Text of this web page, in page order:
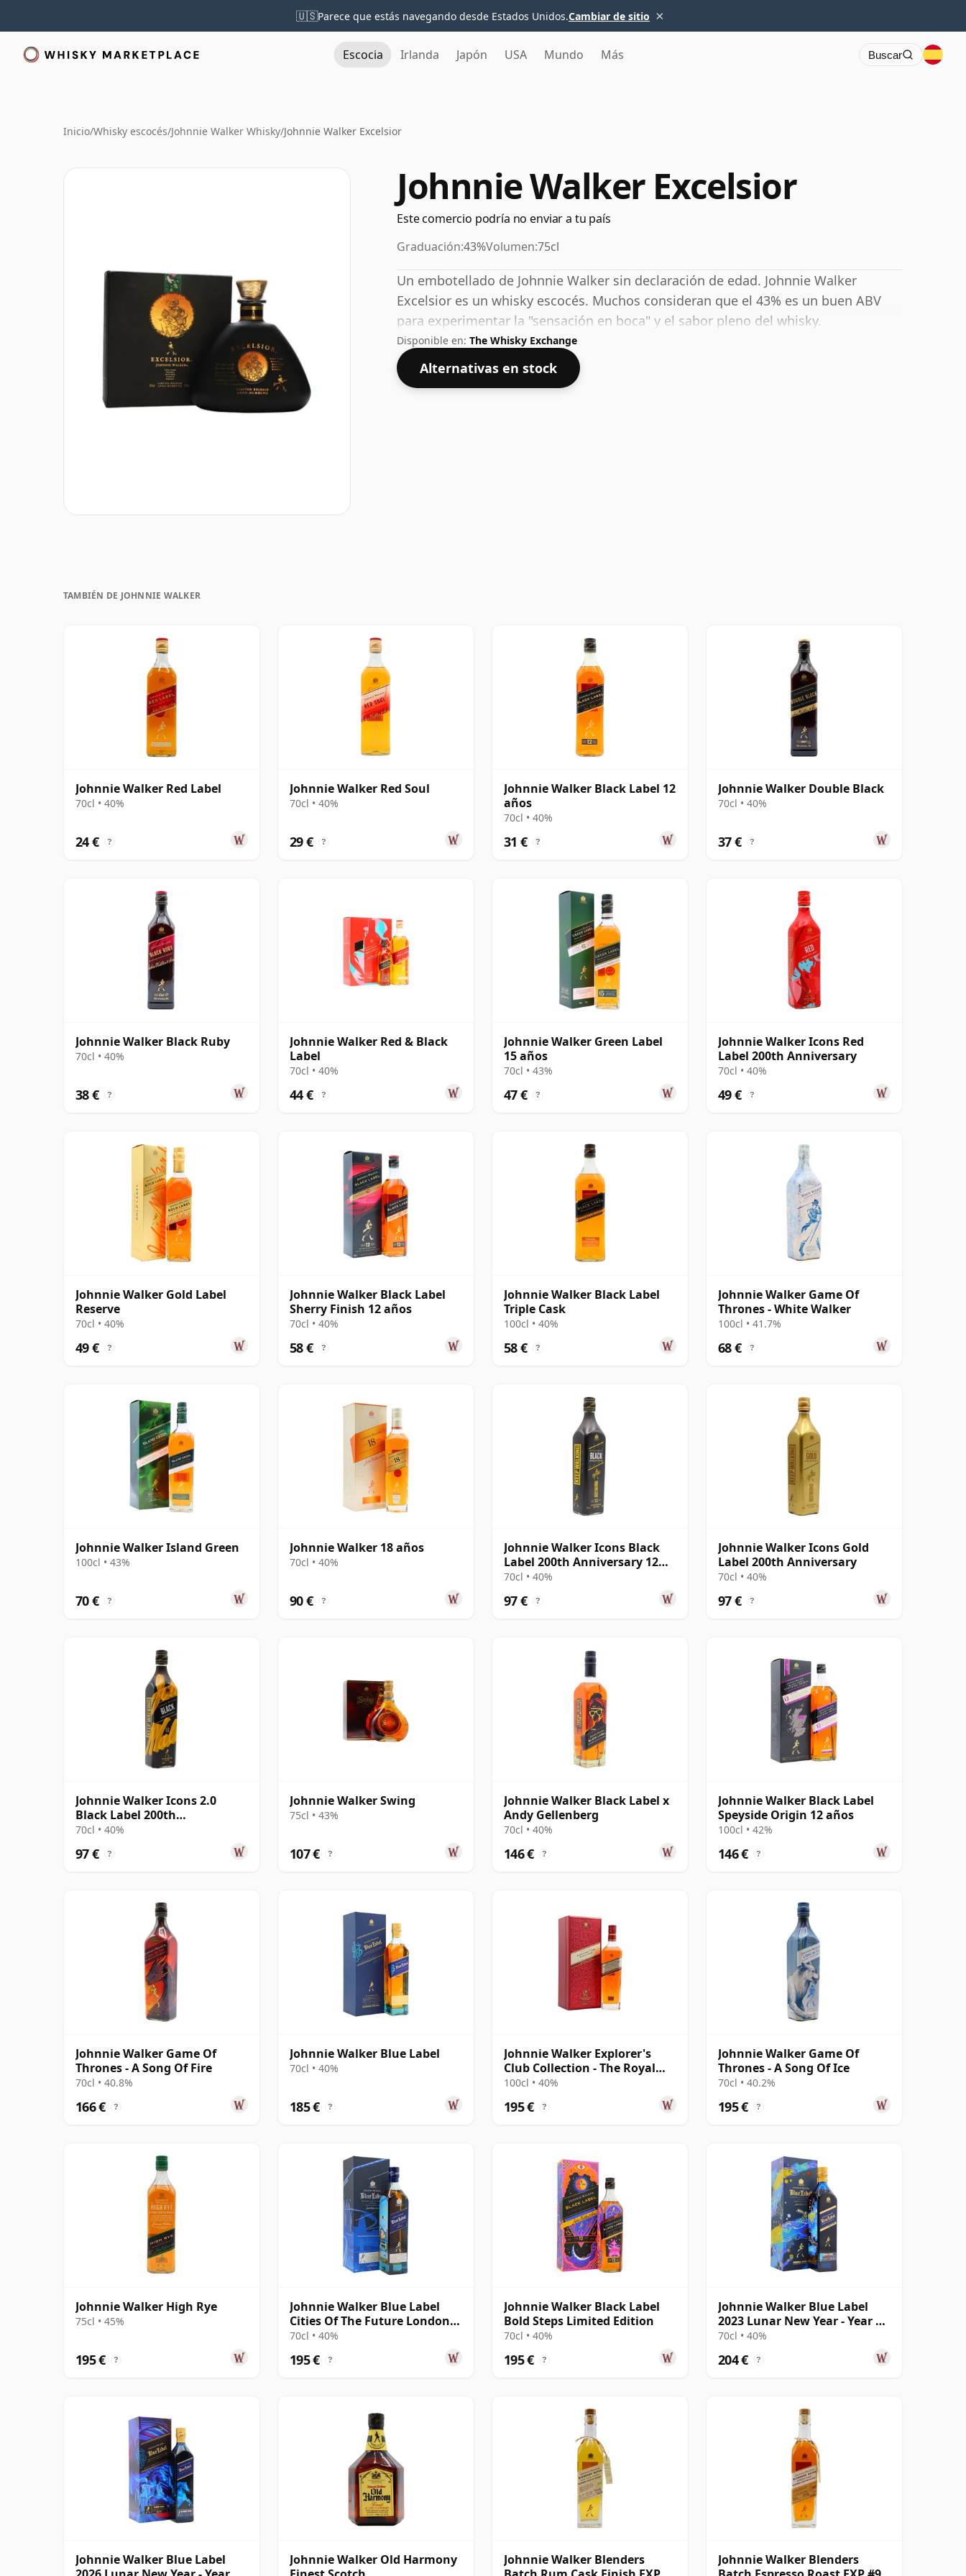
🇺🇸Parece que estás navegando desde Estados Unidos.Cambiar de sitio ×
Escocia Irlanda Japón USA Mundo Más Buscar
Inicio/Whisky escocés/Johnnie Walker Whisky/Johnnie Walker Excelsior
Johnnie Walker Excelsior
Este comercio podría no enviar a tu país
Graduación:43%Volumen:75cl
Un embotellado de Johnnie Walker sin declaración de edad. Johnnie Walker
Excelsior es un whisky escocés. Muchos consideran que el 43% es un buen ABV
para experimentar la "sensación en boca" y el sabor pleno del whisky.
Disponible en: The Whisky Exchange
Alternativas en stock
TAMBIÉN DE JOHNNIE WALKER
Johnnie Walker Red Label
70cl • 40%
24 € ?
Johnnie Walker Red Soul
70cl • 40%
29 € ?
Johnnie Walker Black Label 12
años
70cl • 40%
31 € ?
Johnnie Walker Double Black
70cl • 40%
37 € ?
Johnnie Walker Black Ruby
70cl • 40%
38 € ?
Johnnie Walker Red & Black
Label
70cl • 40%
44 € ?
Johnnie Walker Green Label
15 años
70cl • 43%
47 € ?
Johnnie Walker Icons Red
Label 200th Anniversary
70cl • 40%
49 € ?
Johnnie Walker Gold Label
Reserve
70cl • 40%
49 € ?
Johnnie Walker Black Label
Sherry Finish 12 años
70cl • 40%
58 € ?
Johnnie Walker Black Label
Triple Cask
100cl • 40%
58 € ?
Johnnie Walker Game Of
Thrones - White Walker
100cl • 41.7%
68 € ?
Johnnie Walker Island Green
100cl • 43%
70 € ?
Johnnie Walker 18 años
70cl • 40%
90 € ?
Johnnie Walker Icons Black
Label 200th Anniversary 12
años
70cl • 40%
97 € ?
Johnnie Walker Icons Gold
Label 200th Anniversary
70cl • 40%
97 € ?
Johnnie Walker Icons 2.0
Black Label 200th
Anniversary 12 años
70cl • 40%
97 € ?
Johnnie Walker Swing
75cl • 43%
107 € ?
Johnnie Walker Black Label x
Andy Gellenberg
70cl • 40%
146 € ?
Johnnie Walker Black Label
Speyside Origin 12 años
100cl • 42%
146 € ?
Johnnie Walker Game Of
Thrones - A Song Of Fire
70cl • 40.8%
166 € ?
Johnnie Walker Blue Label
70cl • 40%
185 € ?
Johnnie Walker Explorer's
Club Collection - The Royal
Route Blend
100cl • 40%
195 € ?
Johnnie Walker Game Of
Thrones - A Song Of Ice
70cl • 40.2%
195 € ?
Johnnie Walker High Rye
75cl • 45%
195 € ?
Johnnie Walker Blue Label
Cities Of The Future London
2220 Blende
70cl • 40%
195 € ?
Johnnie Walker Black Label
Bold Steps Limited Edition
70cl • 40%
195 € ?
Johnnie Walker Blue Label
2023 Lunar New Year - Year Of
The Rabbi
70cl • 40%
204 € ?
Johnnie Walker Blue Label
Johnnie Walker Old Harmony
Johnnie Walker Blenders
Johnnie Walker Blenders